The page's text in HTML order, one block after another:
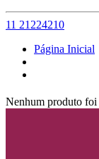
11 21224210
Página Inicial
Nenhum produto foi